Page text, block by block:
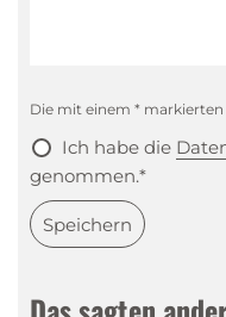
Die mit einem *
Ich habe die
genommen.*
Speichern